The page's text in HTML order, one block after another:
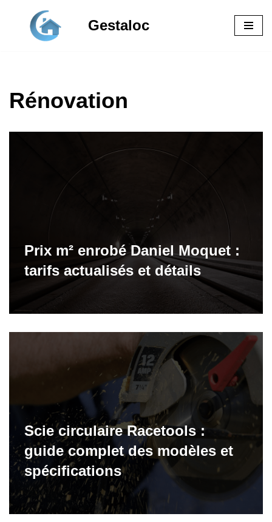
Gestaloc
Rénovation
Prix m² enrobé Daniel Moquet :
tarifs actualisés et détails
Scie circulaire Racetools :
guide complet des modèles et
spécifications